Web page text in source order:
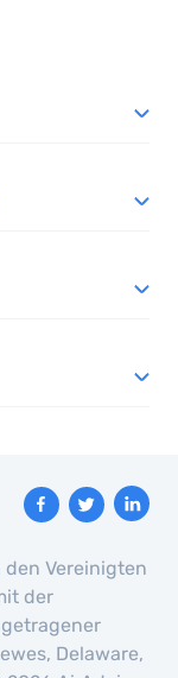
Vereinigten
der
Delaware,